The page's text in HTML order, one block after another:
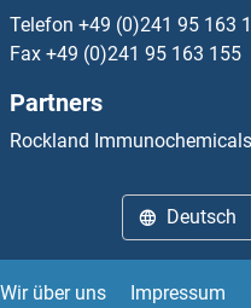
ABTB2 Antikörper
ACAD10 Antikörper
ACAD11 Antikörper
Telefon +49 (0)241 95 163
Fax +49 (0)241 95 163 155
Partners
Rockland
Deutsch
Wir über uns Impressum